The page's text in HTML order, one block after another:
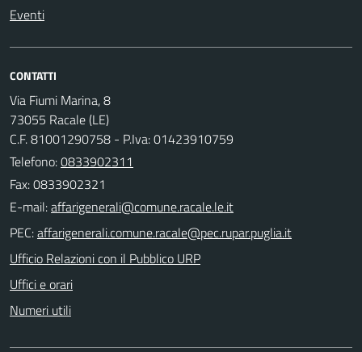
Eventi
CONTATTI
Via Fiumi Marina, 8
73055 Racale (LE)
C.F. 81001290758 - P.Iva: 01423910759
Telefono:0833902311
Fax: 0833902321
E-mail:
PEC:
Ufficio Relazioni con il Pubblico URP
Uffici e orari
Numeri utili